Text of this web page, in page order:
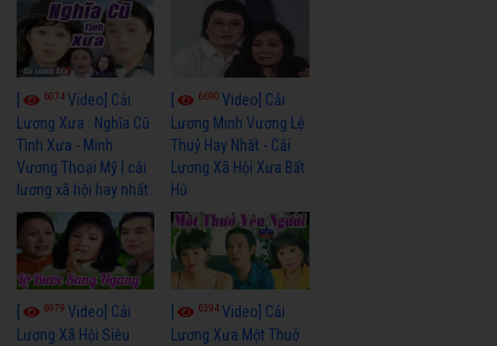
6074Video] Cải
Lương Xưa : Nghĩa Cũ
Tình Xưa - Minh
Vương Thoại Mỹ | cải
lương xã hội hay nhất
6690Video] Cải
Lương Minh Vương Lệ
Thuỷ Hay Nhất - Cải
Lương Xã Hội Xưa Bất
Hủ
6979 Video] Cải
Lương Xã Hội Siêu
6394Video] Cải
Lương Xưa Một Thuở